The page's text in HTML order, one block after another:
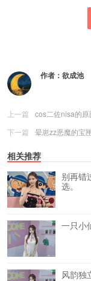
作者： 欲成池
上一篇
cos二佐nisa的
下一篇
晕崽zz恶魔的宝
相关推荐
别再错
选。
一只小
风韵独